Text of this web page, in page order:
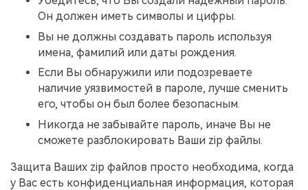
Он должен иметь символы и цифры.
Вы не должны создавать пароль используя
имена, фамилий или даты рождения.
Если Вы обнаружили или подозреваете
наличие уязвимостей в пароле, лучше сменить
его, чтобы он был более безопасным.
Никогда не забывайте пароль, иначе Вы не
сможете разблокировать Ваши zip файлы.
Защита Ваших zip файлов просто необходима, когда
у Вас есть конфиденциальная информация, которая